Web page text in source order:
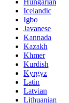
Hungarian
Icelandic
Igbo
Javanese
Kannada
Kazakh
Khmer
Kurdish
Kyrgyz
Latin
Latvian
Lithuanian